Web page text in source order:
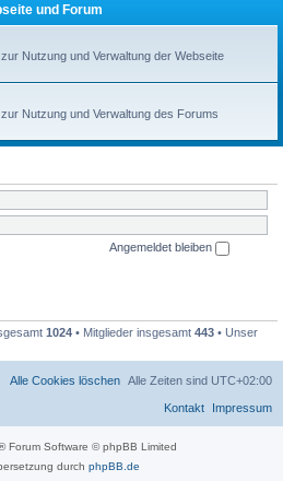
und Forum
Nutzung und Verwaltung der Webseite
Nutzung und Verwaltung des Forums
Angemeldet bleiben
1024 • Mitglieder insgesamt 443 • Unser
Alle Zeiten sind UTC+02:00
Alle Cookies löschen
Impressum
Kontakt
Forum Software © phpBB Limited
durch phpBB.de